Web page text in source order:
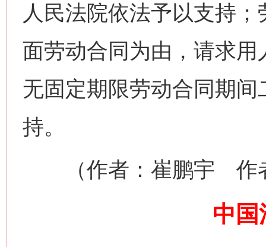
人民法院依法予以支持
面劳动合同为由，请求
无固定期限劳动合同期
持。
（作者：崔鹏宇 作者
中国
网上购药对药下症？
谢